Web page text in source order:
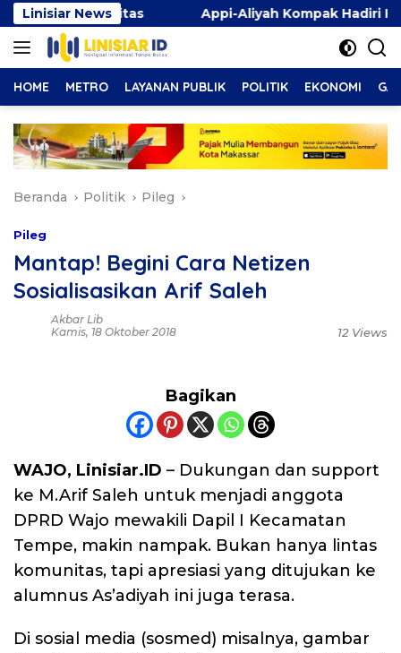
Langsung
ke
konten
Linisiar News
Disabilitas Appi-Aliyah Kompak Hadiri HUT ke-
HOME METRO LAYANAN PUBLIK POLITIK EKONOMI
Beranda Politik Pileg
Pileg
Mantap! Begini Cara Netizen
Sosialisasikan Arif Saleh
Akbar Lib
Kamis, 18 Oktober 2018
12 Views
Bagikan
WAJO, Linisiar.ID – Dukungan dan support
ke M.Arif Saleh untuk menjadi anggota
DPRD Wajo mewakili Dapil I Kecamatan
Tempe, makin nampak. Bukan hanya lintas
komunitas, tapi apresiasi yang ditujukan ke
alumnus As’adiyah ini juga terasa.
Di sosial media (sosmed) misalnya, gambar